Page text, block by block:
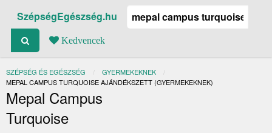
SzépségEgészség.hu
Kedvencek
SZÉPSÉG ÉS EGÉSZSÉG
GYERMEKEKNEK
JELENLEGI:
MEPAL CAMPUS TURQUOISE AJÁNDÉKSZETT (GYERMEKEKNEK)
Mepal Campus
Turquoise